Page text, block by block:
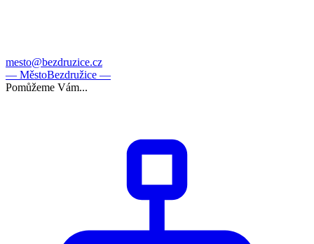
mesto@bezdruzice.cz
— MěstoBezdružice —
Pomůžeme Vám...